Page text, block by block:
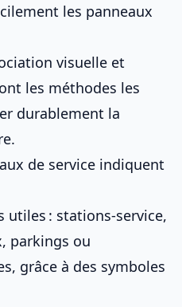
les panneaux
visuelle et
les méthodes les
durablement la
de service indiquent
utiles : stations-service,
parkings ou
grâce à des symboles